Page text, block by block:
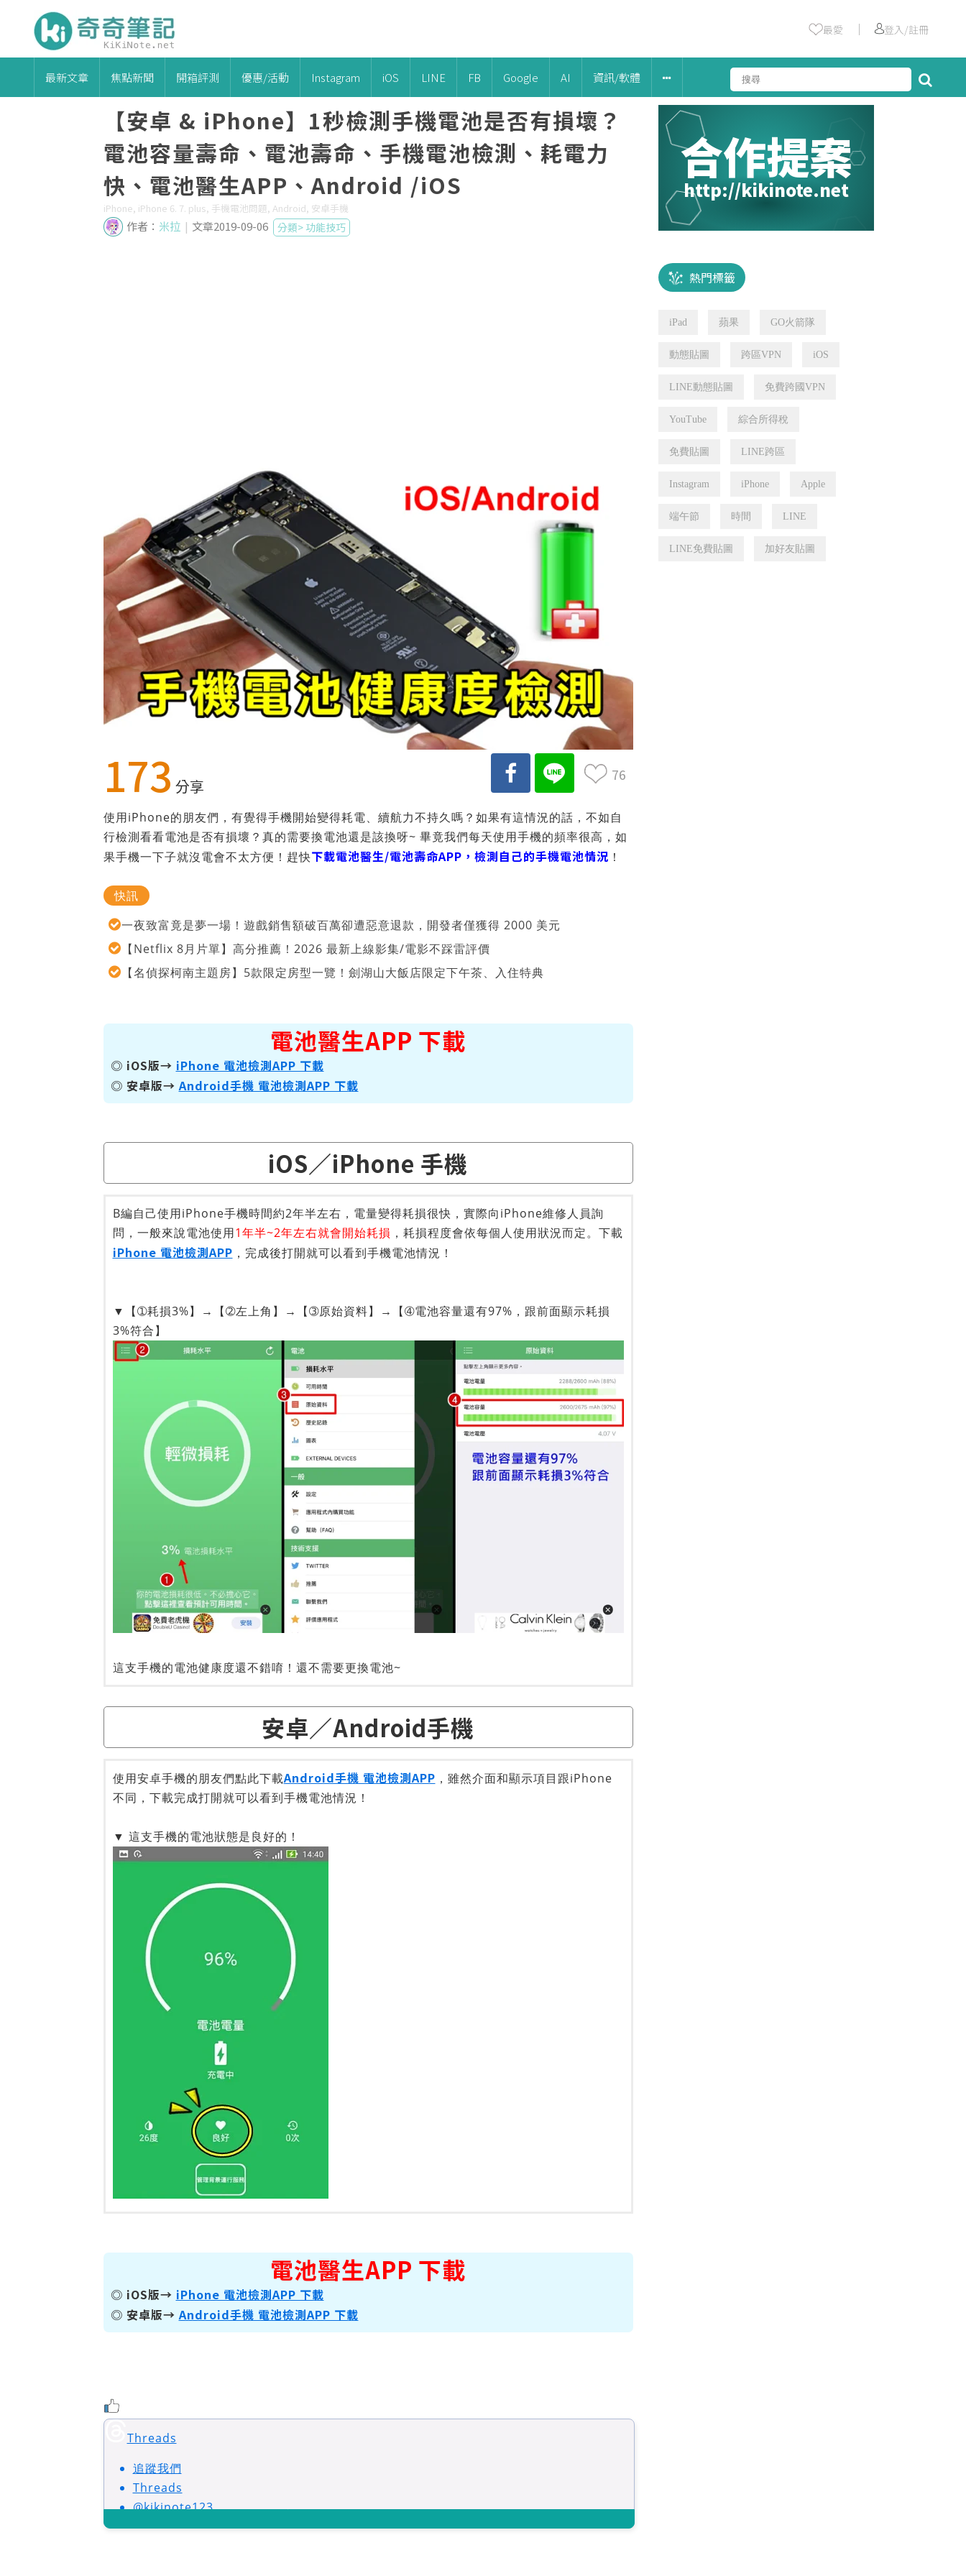
最愛 ｜ 登入/註冊
最新文章 焦點新聞 開箱評測 優惠/活動 Instagram iOS LINE FB Google AI 資訊/軟體
合作提案
http://kikinote.net
熱門標籤
iPad 蘋果 GO火箭隊
動態貼圖 跨區VPN iOS
LINE動態貼圖 免費跨國VPN
YouTube 綜合所得稅
免費貼圖 LINE跨區
Instagram iPhone Apple
端午節 時間 LINE
LINE免費貼圖 加好友貼圖
【安卓 & iPhone】1秒檢測手機電池是否有損壞？
電池容量壽命、電池壽命、手機電池檢測、耗電力
快、電池醫生APP、Android /iOS
iPhone, iPhone 6. 7. plus, 手機電池問題, Android, 安卓手機
作者： 米拉 | 文章2019-09-06 分類> 功能技巧
173 分享
76
使用iPhone的朋友們，有覺得手機開始變得耗電、續航力不持久嗎？如果有這情況的話，不如自
行檢測看看電池是否有損壞？真的需要換電池還是該換呀~ 畢竟我們每天使用手機的頻率很高，如
果手機一下子就沒電會不太方便！趕快下載電池醫生/電池壽命APP，檢測自己的手機電池情況 ！
快訊
一夜致富竟是夢一場！遊戲銷售額破百萬卻遭惡意退款，開發者僅獲得 2000 美元
【Netflix 8月片單】高分推薦！2026 最新上線影集/電影不踩雷評價
【名偵探柯南主題房】5款限定房型一覽！劍湖山大飯店限定下午茶、入住特典
電池醫生APP 下載
◎ iOS版→ iPhone 電池檢測APP 下載
◎ 安卓版→ Android手機 電池檢測APP 下載
iOS／iPhone 手機
B編自己使用iPhone手機時間約2年半左右，電量變得耗損很快，實際向iPhone維修人員詢
問，一般來說電池使用1年半~2年左右就會開始耗損 ，耗損程度會依每個人使用狀況而定。下載
iPhone 電池檢測APP ，完成後打開就可以看到手機電池情況！
▼【➀耗損3%】→【➁左上角】→【➂原始資料】→【➃電池容量還有97%，跟前面顯示耗損
3%符合】
這支手機的電池健康度還不錯唷！還不需要更換電池~
安卓／Android手機
使用安卓手機的朋友們點此下載Android手機 電池檢測APP ，雖然介面和顯示項目跟iPhone
不同，下載完成打開就可以看到手機電池情況！
▼ 這支手機的電池狀態是良好的！
電池醫生APP 下載
◎ iOS版→ iPhone 電池檢測APP 下載
◎ 安卓版→ Android手機 電池檢測APP 下載
Threads
追蹤我們
Threads
@kikinote123